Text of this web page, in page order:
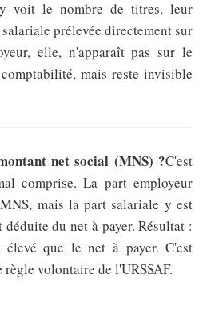
voit le nombre de titres, leur
prélevée directement sur
elle, n'apparaît pas sur le
mais reste invisible
net social (MNS) ?C'est
comprise. La part employeur
mais la part salariale y est
du net à payer. Résultat :
que le net à payer. C'est
volontaire de l'URSSAF.